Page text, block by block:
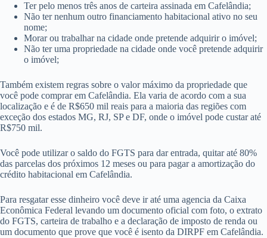
Ter pelo menos três anos de carteira assinada em Cafelândia;
Não ter nenhum outro financiamento habitacional ativo no seu
nome;
Morar ou trabalhar na cidade onde pretende adquirir o imóvel;
Não ter uma propriedade na cidade onde você pretende adquirir
o imóvel;
Também existem regras sobre o valor máximo da propriedade que
você pode comprar em Cafelândia. Ela varia de acordo com a sua
localização e é de R$650 mil reais para a maioria das regiões com
exceção dos estados MG, RJ, SP e DF, onde o imóvel pode custar até
R$750 mil.
Você pode utilizar o saldo do FGTS para dar entrada, quitar até 80%
das parcelas dos próximos 12 meses ou para pagar a amortização do
crédito habitacional em Cafelândia.
Para resgatar esse dinheiro você deve ir até uma agencia da Caixa
Econômica Federal levando um documento oficial com foto, o extrato
do FGTS, carteira de trabalho e a declaração de imposto de renda ou
um documento que prove que você é isento da DIRPF em Cafelândia.